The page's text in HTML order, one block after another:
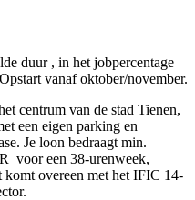
duur , in het jobpercentage
vanaf oktober/november.
centrum van de stad Tienen,
een eigen parking en
Je loon bedraagt min.
voor een 38-urenweek,
overeen met het IFIC 14-